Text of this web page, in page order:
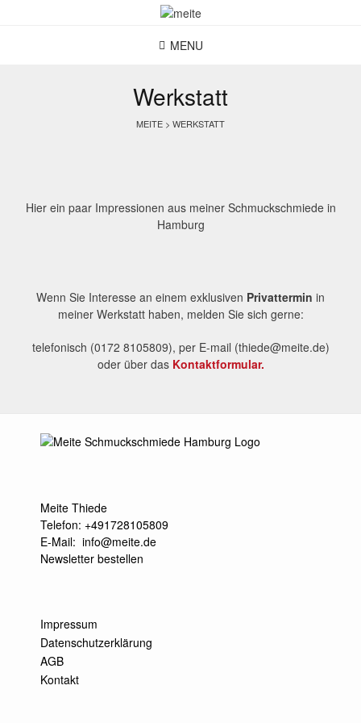
MENU
Werkstatt
MEITE > WERKSTATT
Hier ein paar Impressionen aus meiner Schmuckschmiede in
Hamburg
Wenn Sie Interesse an einem exklusiven Privattermin in
meiner Werkstatt haben, melden Sie sich gerne:
telefonisch (0172 8105809), per E-mail (thiede@meite.de)
oder über das Kontaktformular.
Meite Thiede
Telefon: +491728105809
E-Mail: info@meite.de
Newsletter bestellen
Impressum
Datenschutzerklärung
AGB
Kontakt